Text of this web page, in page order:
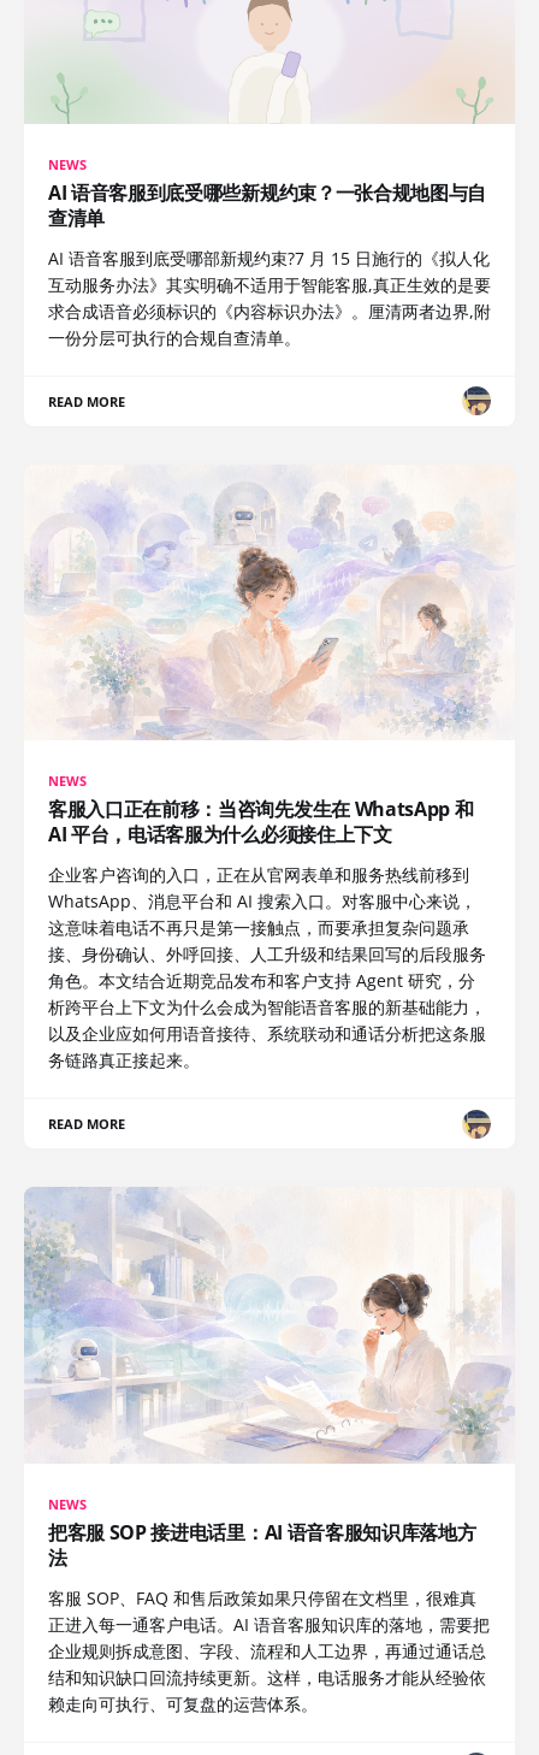
NEWS
AI 语音客服到底受哪些新规约束？一张合规地图与自
查清单
AI 语音客服到底受哪部新规约束?7 月 15 日施行的《拟人化
互动服务办法》其实明确不适用于智能客服,真正生效的是要
求合成语音必须标识的《内容标识办法》。厘清两者边界,附
一份分层可执行的合规自查清单。
READ MORE
NEWS
客服入口正在前移：当咨询先发生在 WhatsApp 和
AI 平台，电话客服为什么必须接住上下文
企业客户咨询的入口，正在从官网表单和服务热线前移到
WhatsApp、消息平台和 AI 搜索入口。对客服中心来说，
这意味着电话不再只是第一接触点，而要承担复杂问题承
接、身份确认、外呼回接、人工升级和结果回写的后段服务
角色。本文结合近期竞品发布和客户支持 Agent 研究，分
析跨平台上下文为什么会成为智能语音客服的新基础能力，
以及企业应如何用语音接待、系统联动和通话分析把这条服
务链路真正接起来。
READ MORE
NEWS
把客服 SOP 接进电话里：AI 语音客服知识库落地方
法
客服 SOP、FAQ 和售后政策如果只停留在文档里，很难真
正进入每一通客户电话。AI 语音客服知识库的落地，需要把
企业规则拆成意图、字段、流程和人工边界，再通过通话总
结和知识缺口回流持续更新。这样，电话服务才能从经验依
赖走向可执行、可复盘的运营体系。